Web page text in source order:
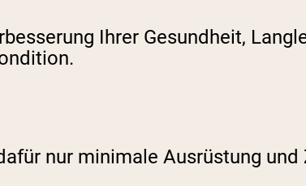
Ihrer Gesundheit,
nur minimale Ausrüstung